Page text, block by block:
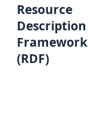
Resource
Description
Framework
(RDF)